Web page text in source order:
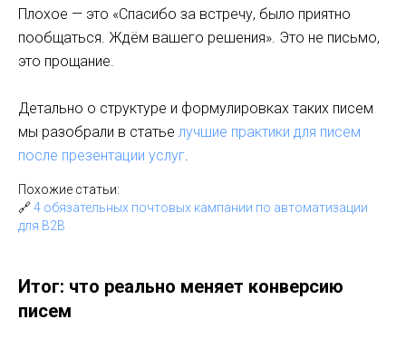
Плохое — это «Спасибо за встречу, было приятно
пообщаться. Ждём вашего решения». Это не письмо,
это прощание.
Детально о структуре и формулировках таких писем
мы разобрали в статье лучшие практики для писем
после презентации услуг
Похожие статьи:
🔗4 обязательных почтовых кампании по автоматизации
для B2B
Итог: что реально меняет конверсию
писем